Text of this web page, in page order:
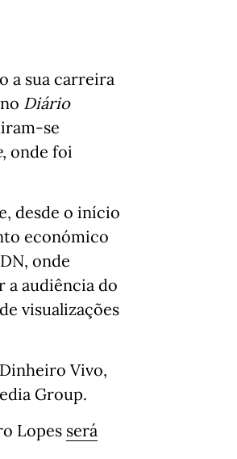
a sua carreira
Diário
se
, onde foi
desde o início
económico
onde
audiência do
visualizações
Vivo,
Group.
Lopes será